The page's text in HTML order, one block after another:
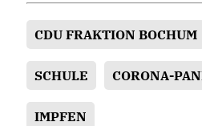
CDU FRAKTION BOCHUM
SCHULE CORONA-
IMPFEN